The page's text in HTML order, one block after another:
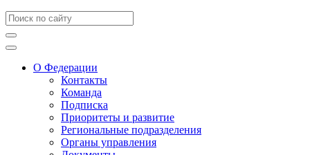
О Федерации
Контакты
Команда
Подписка
Приоритеты и развитие
Региональные подразделения
Органы управления